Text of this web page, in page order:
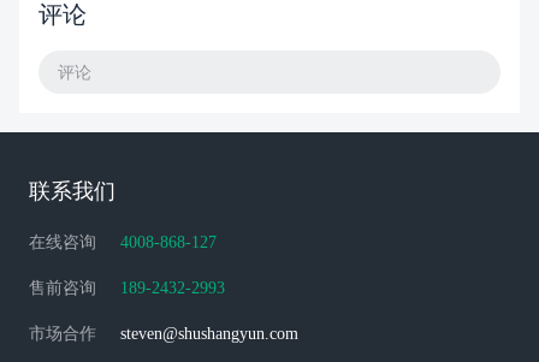
评论
评论
联系我们
在线咨询 4008-868-127
售前咨询 189-2432-2993
市场合作 steven@shushangyun.com